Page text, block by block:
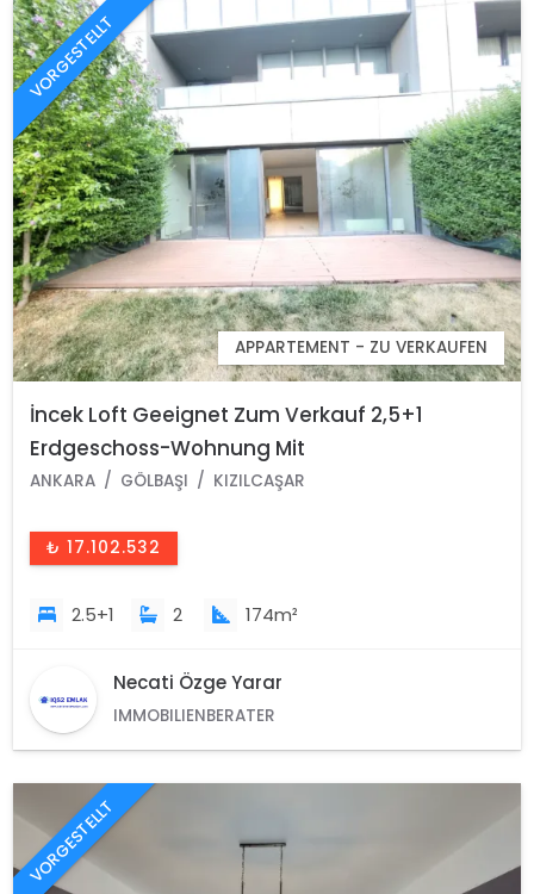
VORGESTELLT
APPARTEMENT - ZU VERKAUFEN
İncek Loft Geeignet Zum Verkauf 2,5+1
Erdgeschoss-Wohnung Mit
Landschaftsansicht 2 Gärten
ANKARA GÖLBAŞI KIZILCAŞAR
₺ 17.102.532
2.5+1 2 174m²
Necati Özge Yarar
IMMOBILIENBERATER
VORGESTELLT